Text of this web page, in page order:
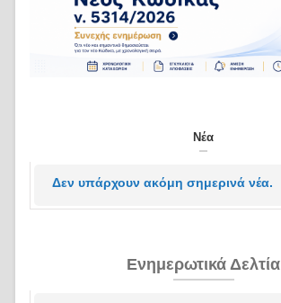
Νέα
Δεν υπάρχουν ακόμη σημερινά νέα.
Ενημερωτικά Δελτία